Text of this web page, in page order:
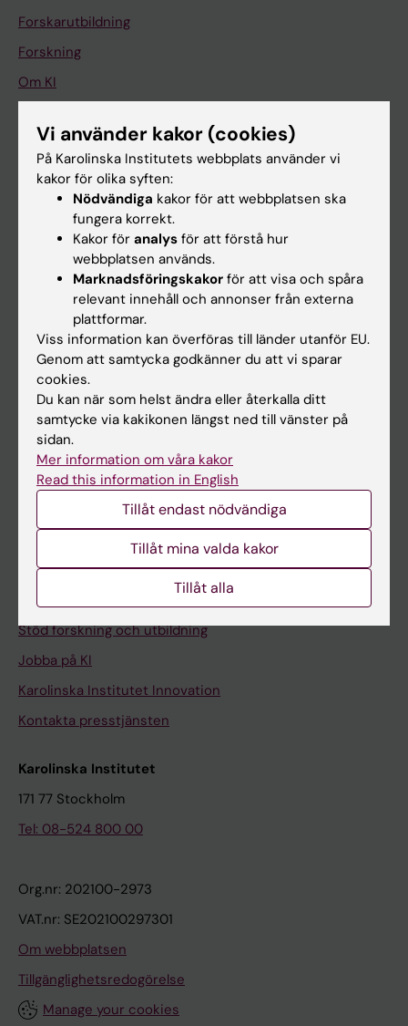
Forskarutbildning
Forskning
Om KI
På gång
Nyheter
Kalender
Schema
Studentmejlen
Kurs- och programwebbar
Student på KI
Medarbetare
Medarbetarportalen
Kontakta och besök KI
Universitetsbiblioteket
Stöd forskning och utbildning
Jobba på KI
Karolinska Institutet Innovation
Kontakta presstjänsten
Karolinska Institutet
171 77 Stockholm
Tel: 08-524 800 00
Org.nr: 202100-2973
VAT.nr: SE202100297301
Om webbplatsen
Tillgänglighetsredogörelse
Manage your cookies
Vi använder kakor (cookies)
På Karolinska Institutets webbplats använder vi
kakor för olika syften:
Nödvändiga kakor för att webbplatsen ska
fungera korrekt.
Kakor för analys för att förstå hur
webbplatsen används.
Marknadsföringskakor för att visa och spåra
relevant innehåll och annonser från externa
plattformar.
Viss information kan överföras till länder utanför EU.
Genom att samtycka godkänner du att vi sparar
cookies.
Du kan när som helst ändra eller återkalla ditt
samtycke via kakikonen längst ned till vänster på
sidan.
Mer information om våra kakor
Read this information in English
Tillåt endast nödvändiga
Tillåt mina valda kakor
Tillåt alla